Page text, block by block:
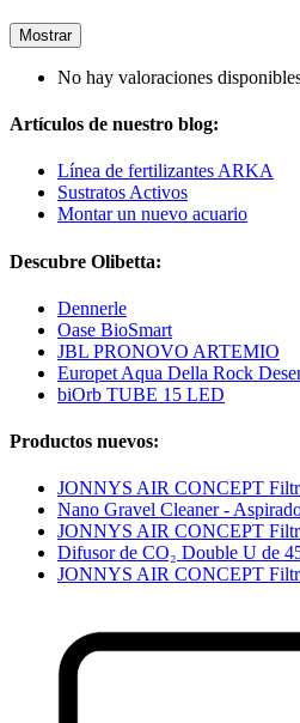
Mostrar
No hay valoraciones
Artículos de nuestro blog:
Línea de fertilizantes ARKA
Sustratos Activos
Montar un nuevo acuario
Descubre Olibetta:
Dennerle
Oase BioSmart
JBL PRONOVO ARTEMIO
Europet Aqua Della Rock
biOrb TUBE 15 LED
Productos nuevos:
JONNYS AIR CONCEPT
Nano Gravel Cleaner -
JONNYS AIR CONCEPT
Difusor de CO₂ Double U de
JONNYS AIR CONCEPT